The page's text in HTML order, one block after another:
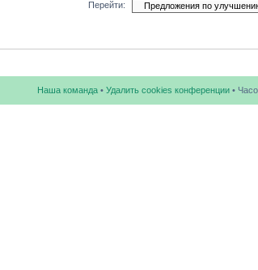
Перейти:
Наша команда • Удалить cookies конференции •